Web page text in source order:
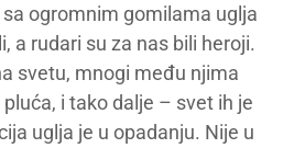
ogromnim gomilama uglja
a rudari su za nas bili heroji.
svetu, mnogi među njima
i tako dalje – svet ih je
uglja je u opadanju. Nije u